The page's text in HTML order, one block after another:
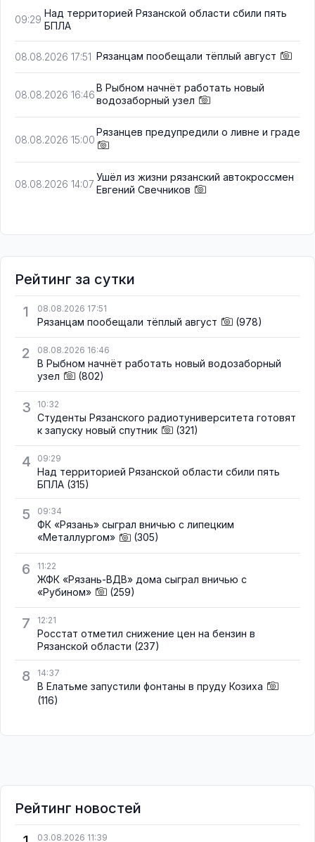
09:29
Над территорией Рязанской области сбили пять
БПЛА
08.08.2026 17:51 Рязанцам пообещали тёплый август
08.08.2026 16:46
В Рыбном начнёт работать новый
водозаборный узел
08.08.2026 15:00
Рязанцев предупредили о ливне и граде
08.08.2026 14:07
Ушёл из жизни рязанский автокроссмен
Евгений Свечников
Рейтинг за сутки
1
08.08.2026 17:51
Рязанцам пообещали тёплый август (978)
2 08.08.2026 16:46
В Рыбном начнёт работать новый водозаборный
узел
(802)
3 10:32
Студенты Рязанского радиотуниверситета готовят
к запуску новый спутник
(321)
4 09:29
Над территорией Рязанской области сбили пять
БПЛА (315)
5 09:34
ФК «Рязань» сыграл вничью с липецким
«Металлургом»
(305)
6 11:22
ЖФК «Рязань-ВДВ» дома сыграл вничью с
«Рубином»
(259)
7 12:21
Росстат отметил снижение цен на бензин в
Рязанской области (237)
8 14:37
В Елатьме запустили фонтаны в пруду Козиха
(116)
Рейтинг новостей
03.08.2026 11:39